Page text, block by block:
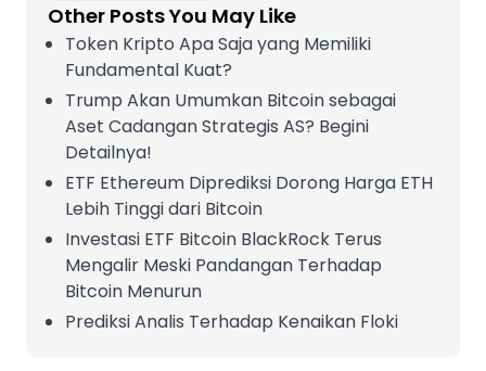
Other Posts You May Like
Token Kripto Apa Saja yang Memiliki
Fundamental Kuat?
Trump Akan Umumkan Bitcoin sebagai
Aset Cadangan Strategis AS? Begini
Detailnya!
ETF Ethereum Diprediksi Dorong Harga ETH
Lebih Tinggi dari Bitcoin
Investasi ETF Bitcoin BlackRock Terus
Mengalir Meski Pandangan Terhadap
Bitcoin Menurun
Prediksi Analis Terhadap Kenaikan Floki